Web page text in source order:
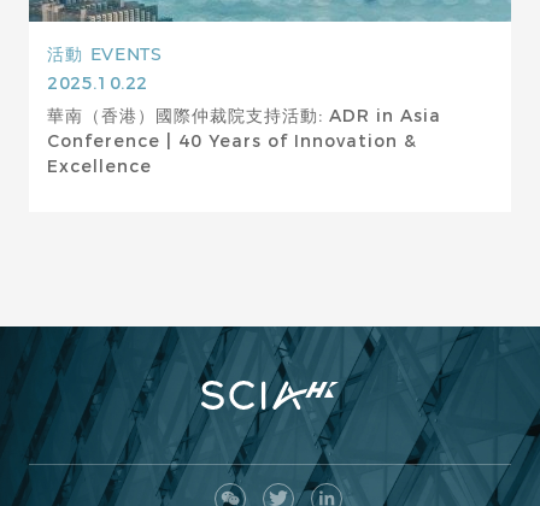
活動 EVENTS
2025.10.22
華南（香港）國際仲裁院支持活動: ADR in Asia
Conference | 40 Years of Innovation &
Excellence